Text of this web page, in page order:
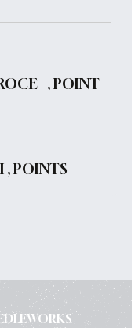
, POINT
, POINTS